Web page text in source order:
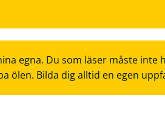
egna. Du som läser måste inte
ölen. Bilda dig alltid en egen